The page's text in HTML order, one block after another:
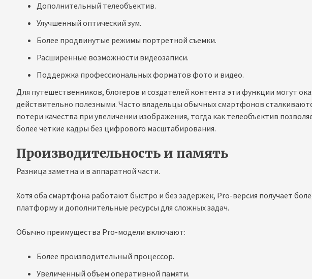
Дополнительный телеобъектив.
Улучшенный оптический зум.
Более продвинутые режимы портретной съемки.
Расширенные возможности видеозаписи.
Поддержка профессиональных форматов фото и видео.
Для путешественников, блогеров и создателей контента эти функции могут
действительно полезными. Часто владельцы обычных смартфонов
потери качества при увеличении изображения, тогда как телеобъектив
более четкие кадры без цифрового масштабирования.
Производительность и память
Разница заметна и в аппаратной части.
Хотя оба смартфона работают быстро и без задержек, Pro-версия получает
платформу и дополнительные ресурсы для сложных задач.
Обычно преимущества Pro-модели включают:
Более производительный процессор.
Увеличенный объем оперативной памяти.